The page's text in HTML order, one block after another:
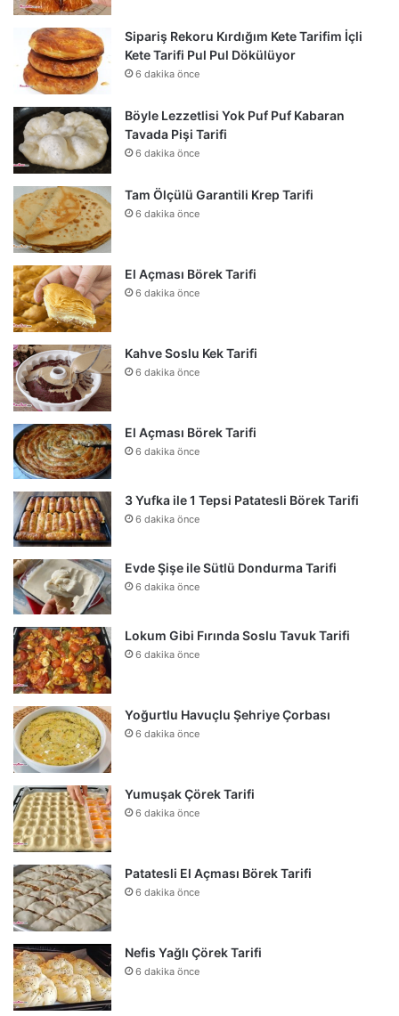
Sipariş Rekoru Kırdığım Kete Tarifim İçli
Kete Tarifi Pul Pul Dökülüyor
6 dakika önce
Böyle Lezzetlisi Yok Puf Puf Kabaran
Tavada Pişi Tarifi
6 dakika önce
Tam Ölçülü Garantili Krep Tarifi
6 dakika önce
El Açması Börek Tarifi
6 dakika önce
Kahve Soslu Kek Tarifi
6 dakika önce
El Açması Börek Tarifi
6 dakika önce
3 Yufka ile 1 Tepsi Patatesli Börek Tarifi
6 dakika önce
Evde Şişe ile Sütlü Dondurma Tarifi
6 dakika önce
Lokum Gibi Fırında Soslu Tavuk Tarifi
6 dakika önce
Yoğurtlu Havuçlu Şehriye Çorbası
6 dakika önce
Yumuşak Çörek Tarifi
6 dakika önce
Patatesli El Açması Börek Tarifi
6 dakika önce
Nefis Yağlı Çörek Tarifi
6 dakika önce